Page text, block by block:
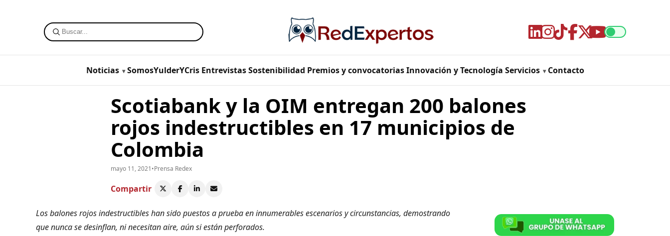
Noticias SomosYulderYCris Entrevistas Sostenibilidad Premios y convocatorias Innovación y Tecnología Servicios Contacto
Scotiabank y la OIM entregan 200 balones
rojos indestructibles en 17 municipios de
Colombia
mayo 11, 2021•Prensa Redex
Compartir
Los balones rojos indestructibles han sido puestos a prueba en innumerables escenarios y circunstancias, demostrando
que nunca se desinflan, ni necesitan aire, aún si están perforados.